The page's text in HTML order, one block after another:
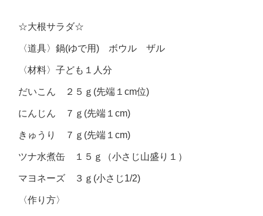
☆大根サラダ☆
〈道具〉鍋(ゆで用) ボウル ザル
〈材料〉子ども１人分
だいこん ２５ｇ(先端１cm位)
にんじん ７ｇ(先端１cm)
きゅうり ７ｇ(先端１cm)
ツナ水煮缶 １５ｇ（小さじ山盛り１）
マヨネーズ ３ｇ(小さじ1/2)
〈作り方〉